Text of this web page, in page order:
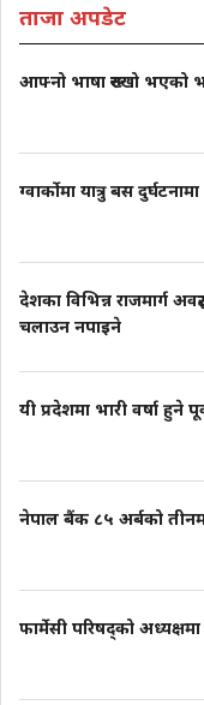
ताजा अपडेट
आफ्नो भाषा रुख्खो भएको
ग्वार्कोमा यात्रु बस
देशका विभिन्न राजमार्ग
चलाउन नपाइने
यी प्रदेशमा भारी वर्षा हुने
नेपाल बैंक ८५ अर्बको
फार्मेसी परिषद्को